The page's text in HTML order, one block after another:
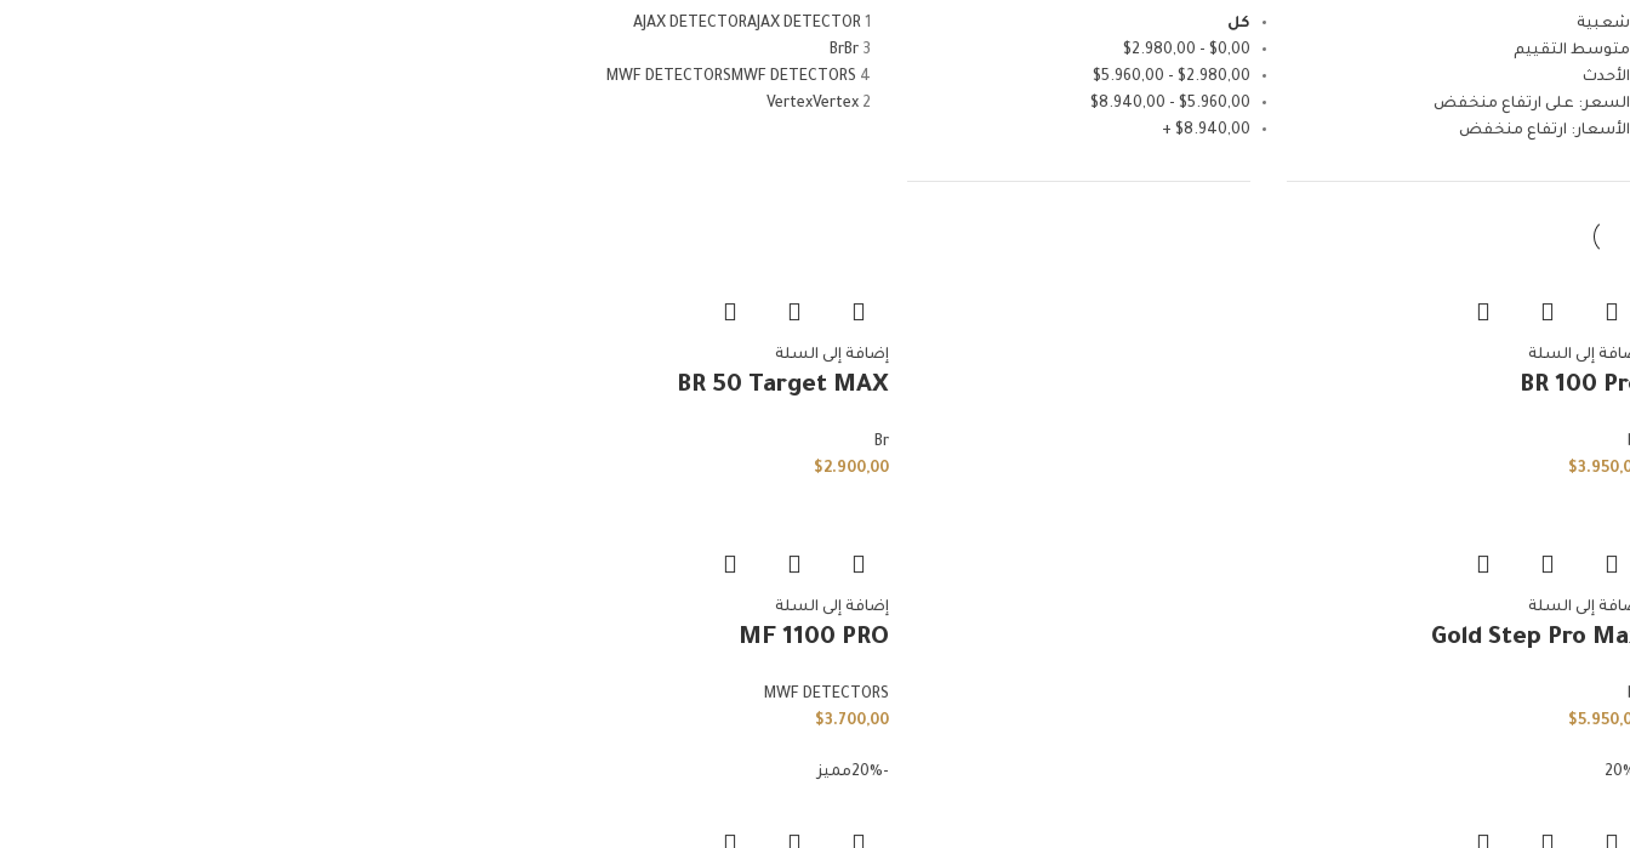
شعبية
متوسط التقييم
الأحدث
السعر: على ارتفاع منخفض
الأسعار: ارتفاع منخفض
كل
$0,00
-
$2.980,00
$2.980,00
-
$5.960,00
$5.960,00
-
$8.940,00
$8.940,00
+
AJAX DETECTORAJAX DETECTOR 1
BrBr 3
MWF DETECTORSMWF DETECTORS 4
VertexVertex 2
إلى السلة
BR 100
$
إضافة إلى السلة
BR 50 Target MAX
Br
$2.900,00
إلى السلة
Gold Step Pro
$
إضافة إلى السلة
MF 1100 PRO
MWF DETECTORS
$3.700,00
-20% مميز